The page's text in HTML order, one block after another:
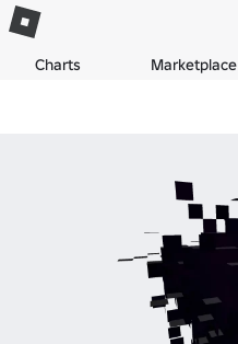
Charts Marketplace